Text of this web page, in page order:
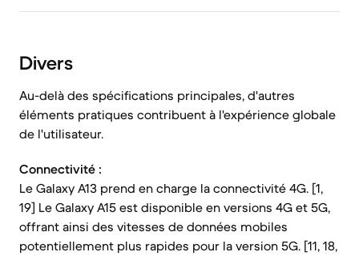
Divers
Au-delà des spécifications principales, d'autres
éléments pratiques contribuent à l'expérience globale
de l'utilisateur.
Connectivité :
Le Galaxy A13 prend en charge la connectivité 4G. [1,
19] Le Galaxy A15 est disponible en versions 4G et 5G,
offrant ainsi des vitesses de données mobiles
potentiellement plus rapides pour la version 5G. [11, 18,